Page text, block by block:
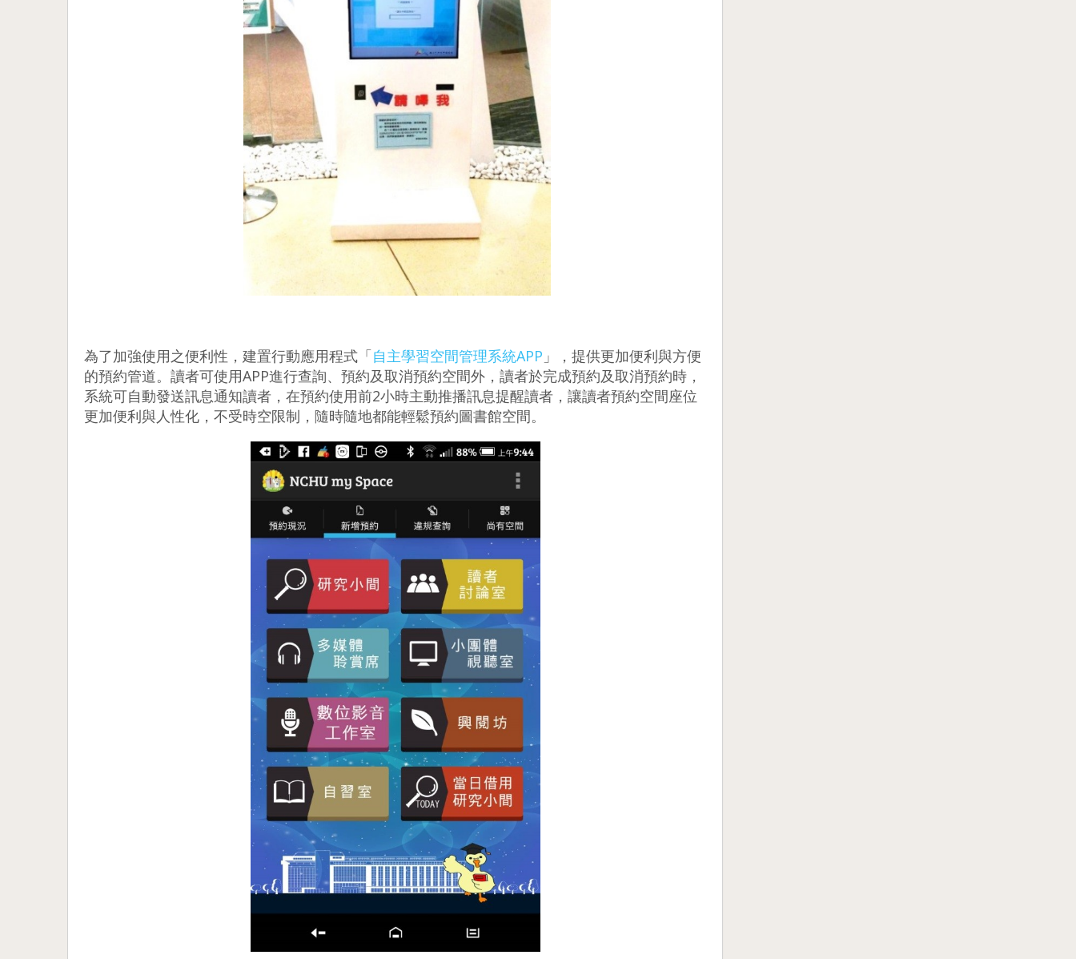
為了加強使用之便利性，建置行動應用程式「自主學習空間管理系統APP 」，提供更加便利與方便
的預約管道。讀者可使用APP進行查詢、預約及取消預約空間外，讀者於完成預約及取消預約時，
系統可自動發送訊息通知讀者，在預約使用前2小時主動推播訊息提醒讀者，讓讀者預約空間座位
更加便利與人性化，不受時空限制，隨時隨地都能輕鬆預約圖書館空間。